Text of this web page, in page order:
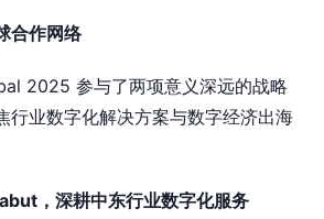
合作网络
2025 参与了两项意义深远的战略
行业数字化解决方案与数字经济出海
，深耕中东行业数字化服务